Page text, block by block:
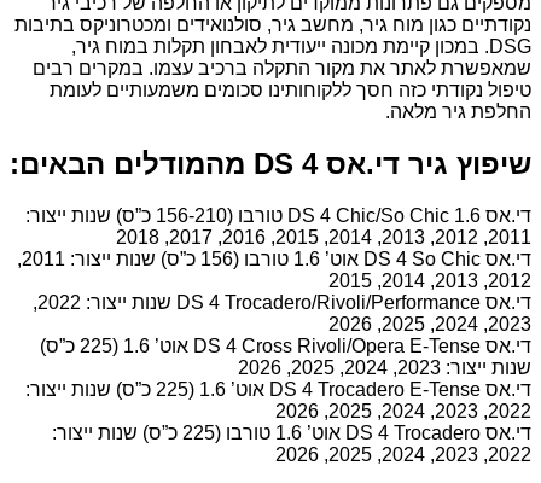
נקודתיים כגון מוח גיר, מחשב גיר, סולנואידים ומכטרוניקס בתיבות
DSG. במכון קיימת מכונה ייעודית לאבחון תקלות במוח גיר,
שמאפשרת לאתר את מקור התקלה ברכיב עצמו. במקרים רבים
טיפול נקודתי כזה חסך ללקוחותינו סכומים משמעותיים לעומת
החלפת גיר מלאה.
שיפוץ גיר די.אס DS 4 מהמודלים הבאים:
די.אס DS 4 Chic/So Chic 1.6 טורבו (156-210 כ”ס) שנות ייצור:
2011, 2012, 2013, 2014, 2015, 2016, 2017, 2018
די.אס DS 4 So Chic אוט’ 1.6 טורבו (156 כ”ס) שנות ייצור: 2011,
2012, 2013, 2014, 2015
די.אס DS 4 Trocadero/Rivoli/Performance שנות ייצור: 2022,
2023, 2024, 2025, 2026
די.אס DS 4 Cross Rivoli/Opera E-Tense אוט’ 1.6 (225 כ”ס)
שנות ייצור: 2023, 2024, 2025, 2026
די.אס DS 4 Trocadero E-Tense אוט’ 1.6 (225 כ”ס) שנות ייצור:
2022, 2023, 2024, 2025, 2026
די.אס DS 4 Trocadero אוט’ 1.6 טורבו (225 כ”ס) שנות ייצור:
2022, 2023, 2024, 2025, 2026